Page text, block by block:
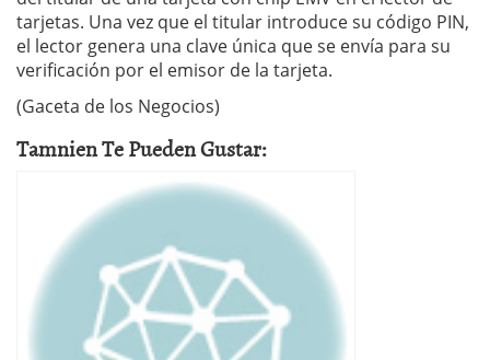
tarjetas. Una vez que el titular introduce su código PIN,
el lector genera una clave única que se envía para su
verificación por el emisor de la tarjeta.
(Gaceta de los Negocios)
Tamnien Te Pueden Gustar: